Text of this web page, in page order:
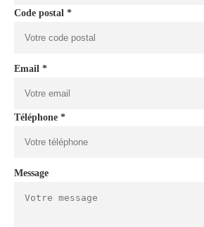
Code postal *
Email *
Téléphone *
Message